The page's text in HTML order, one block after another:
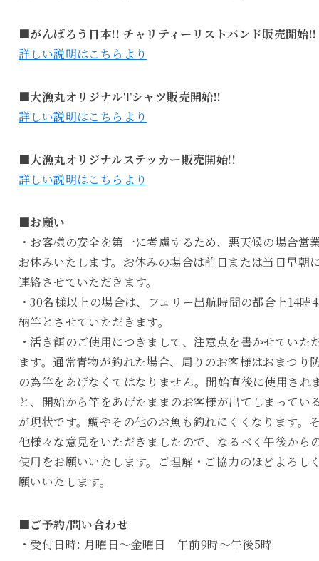
■がんばろう日本!! チャリティーリストバンド販売開始!!
詳しい説明はこちらより
■大漁丸オリジナルTシャツ販売開始!!
詳しい説明はこちらより
■大漁丸オリジナルステッカー販売開始!!
詳しい説明はこちらより
■お願い
・お客様の安全を第一に考慮するため、悪天候の場合営
お休みいたします。お休みの場合は前日または当日早朝
連絡させていただきます。
・30名様以上の場合は、フェリー出航時間の都合上14時
納竿とさせていただきます。
・活き餌のご使用につきまして、注意点を書かせていた
ます。通常青物が釣れた場合、周りのお客様はおまつり
の為竿をあげなくてはなりません。開始直後に使用され
と、開始から竿をあげたままのお客様が出てしまってい
が現状です。鯛やその他のお魚も釣れにくくなります。
他様々な意見をいただきましたので、なるべく午後から
使用をお願いいたします。ご理解・ご協力のほどよろし
願いいたします。
■ご予約/問い合わせ
・受付日時: 月曜日～金曜日 午前9時～午後5時